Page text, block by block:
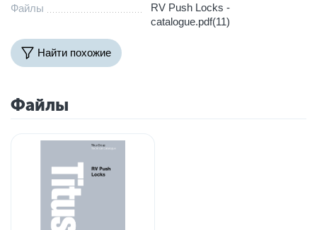
Файлы
RV Push Locks -
catalogue.pdf(11)
Найти похожие
Файлы